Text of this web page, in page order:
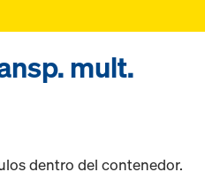
mult.
dentro del contenedor.